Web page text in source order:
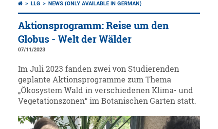
LLG NEWS (ONLY AVAILABLE IN GERMAN)
Aktionsprogramm: Reise um den
Globus - Welt der Wälder
07/11/2023
Im Juli 2023 fanden zwei von Studierenden
geplante Aktionsprogramme zum Thema
„Ökosystem Wald in verschiedenen Klima- und
Vegetationszonen“ im Botanischen Garten statt.